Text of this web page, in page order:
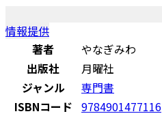
情報提供
著者
やなぎみわ
出版社
月曜社
ジャンル
専門書
ISBNコード 9784901477116